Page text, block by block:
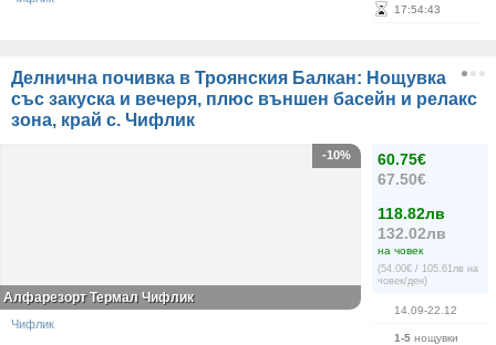
17:54:43
Делнична почивка в Троянския Балкан: Нощувка
със закуска и вечеря, плюс външен басейн и релакс
зона, край с. Чифлик
60.75€
67.50€
118.82лв
132.02лв
на човек
(54.00€ / 105.61лв на
човек/ден)
14.09-22.12
1-5 нощувки
-10%
Алфарезорт Термал Чифлик
Чифлик